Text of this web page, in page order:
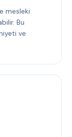
mesleki
Bu
ve